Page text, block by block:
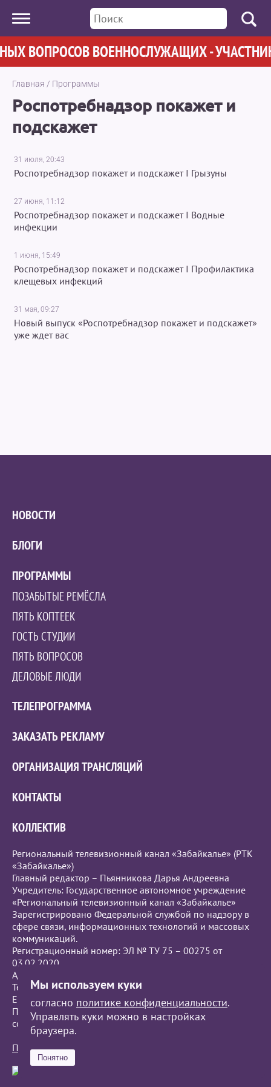
Мы используем куки
согласно политике конфиденциальности.
Управлять куки можно в настройках
браузера.
Понятно
ВОПРОСОВ ВОЕННОСЛУЖАЩИХ -
Главная / Программы
Роспотребнадзор покажет и
подскажет
31 июля, 20:43
Роспотребнадзор покажет и подскажет I Грызуны
27 июня, 11:12
Роспотребнадзор покажет и подскажет I Водные
инфекции
1 июня, 15:49
Роспотребнадзор покажет и подскажет I Профилактика
клещевых инфекций
31 мая, 09:27
Новый выпуск «Роспотребнадзор покажет и подскажет»
уже ждет вас
НОВОСТИ
БЛОГИ
ПРОГРАММЫ
ПОЗАБЫТЫЕ РЕМЁСЛА
ПЯТЬ КОПТЕЕК
ГОСТЬ СТУДИИ
ПЯТЬ ВОПРОСОВ
ДЕЛОВЫЕ ЛЮДИ
ТЕЛЕПРОГРАММА
ЗАКАЗАТЬ РЕКЛАМУ
ОРГАНИЗАЦИЯ ТРАНСЛЯЦИЙ
КОНТАКТЫ
КОЛЛЕКТИВ
Региональный телевизионный канал «Забайкалье» (РТК
«Забайкалье»)
Главный редактор – Пьянникова Дарья Андреевна
Учредитель: Государственное автономное учреждение
«Региональный телевизионный канал «Забайкалье»
Зарегистрировано Федеральной службой по надзору в
сфере связи, информационных технологий и массовых
коммуникаций.
Регистрационный номер: ЭЛ № ТУ 75 – 00275 от
03.02.2020
Адрес редакции: г.Чита, ул. Бутина, 111.
Телефон: +7 (914) 120-1813
Е-mail:press@zrtk.ru
При полном или частичном использовании материалов
ссылка на РТК «Забайкалье» обязательна.
Политика обработки персональных данных